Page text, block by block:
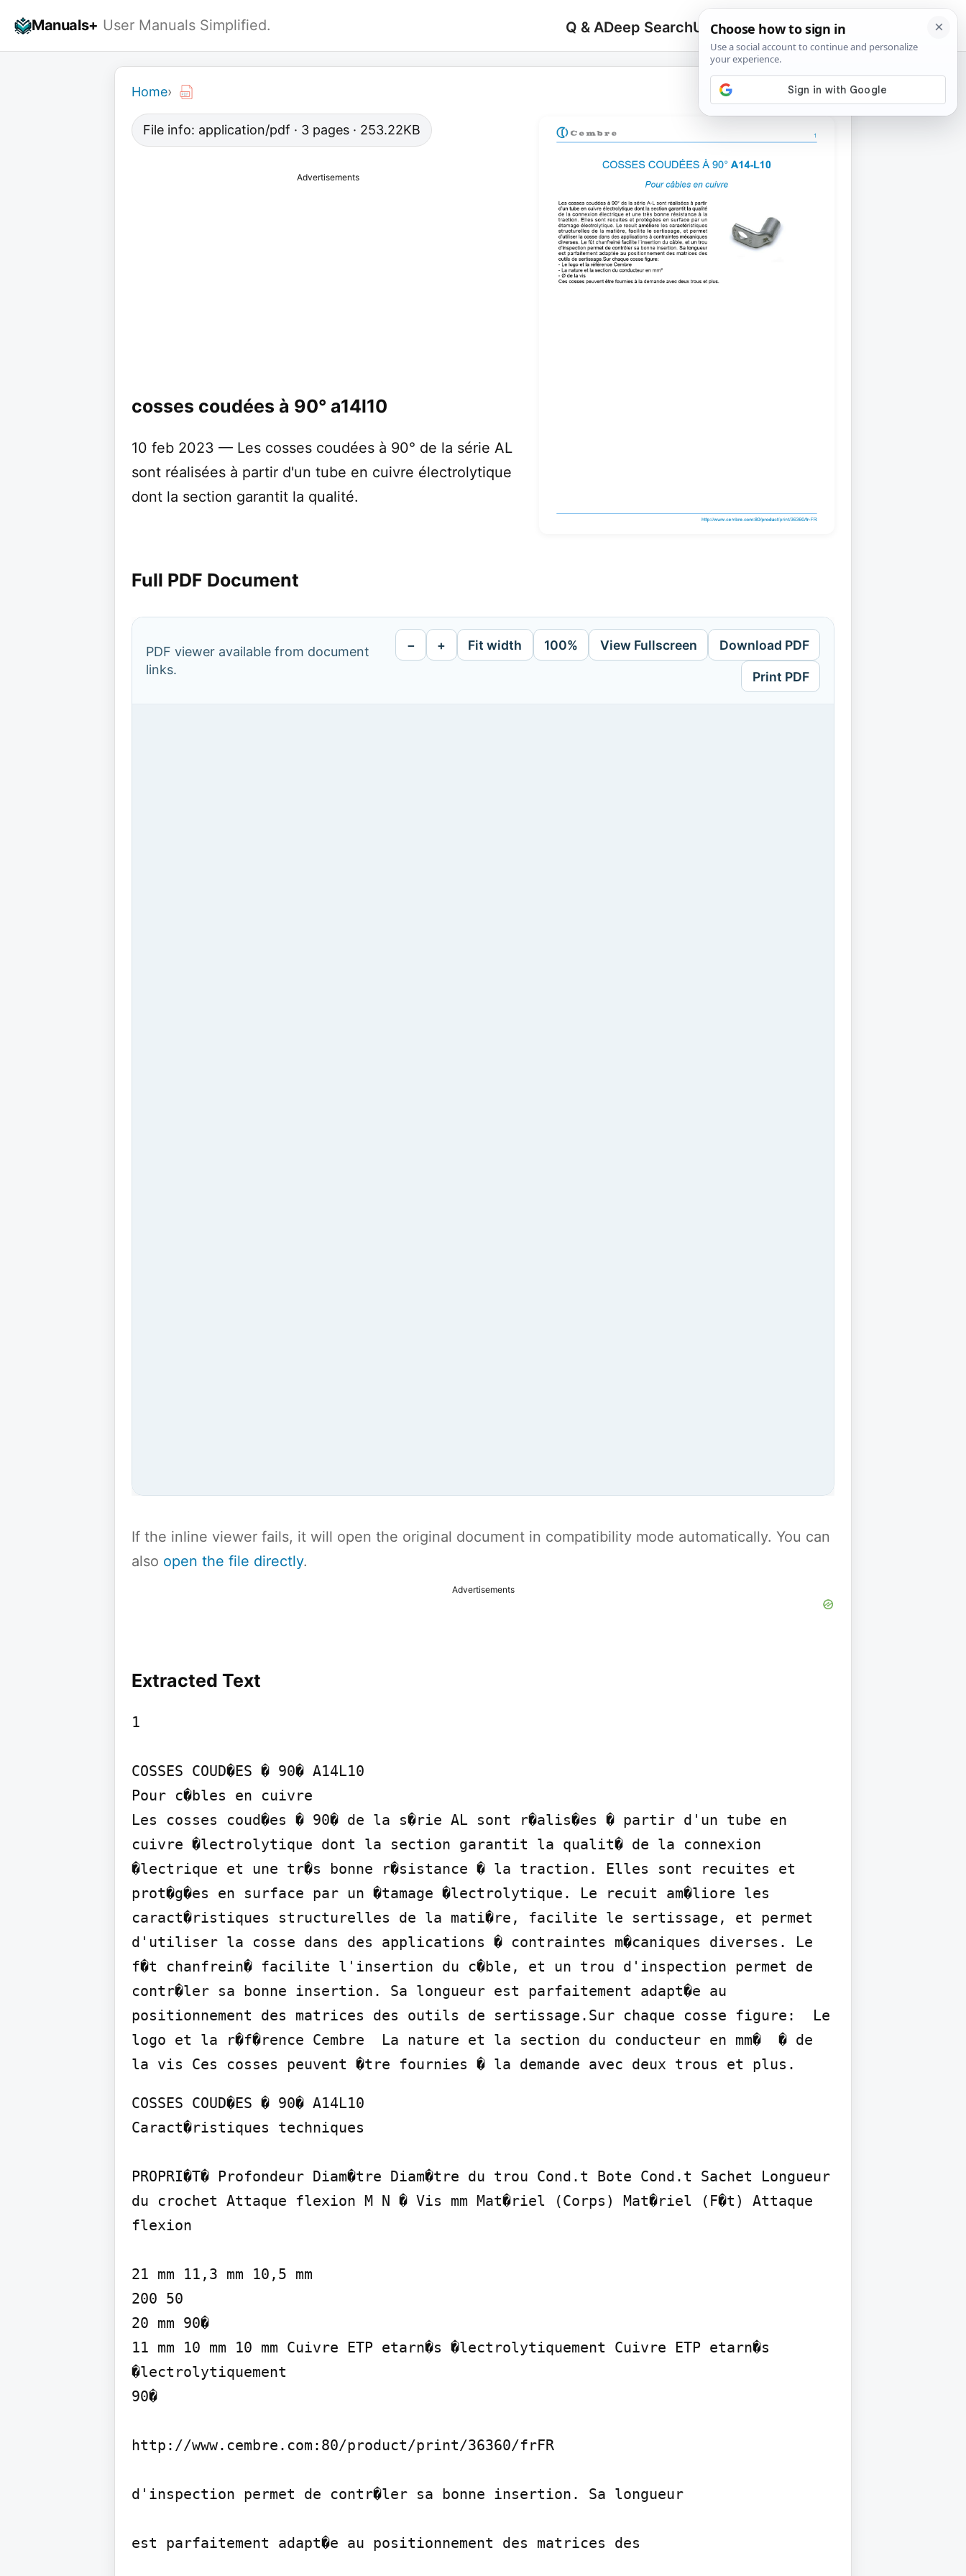
Manuals+ User Manuals Simplified. Q & ADeep SearchUpload
Search
for:
🔍
Home›
File info: application/pdf · 3 pages · 253.22KB
Advertisements
cosses coudées à 90° a14l10
10 feb 2023 — Les cosses coudées à 90° de la série AL
sont réalisées à partir d'un tube en cuivre électrolytique
dont la section garantit la qualité.
Full PDF Document
PDF viewer available from document
links.
− + Fit width 100% View Fullscreen Download PDF
Print PDF
If the inline viewer fails, it will open the original document in compatibility mode automatically. You can
also open the file directly.
Advertisements
Extracted Text
1
COSSES COUD�ES � 90� A14L10
Pour c�bles en cuivre
Les cosses coud�es � 90� de la s�rie AL sont r�alis�es � partir d'un tube en
cuivre �lectrolytique dont la section garantit la qualit� de la connexion
�lectrique et une tr�s bonne r�sistance � la traction. Elles sont recuites et
prot�g�es en surface par un �tamage �lectrolytique. Le recuit am�liore les
caract�ristiques structurelles de la mati�re, facilite le sertissage, et permet
d'utiliser la cosse dans des applications � contraintes m�caniques diverses. Le
f�t chanfrein� facilite l'insertion du c�ble, et un trou d'inspection permet de
contr�ler sa bonne insertion. Sa longueur est parfaitement adapt�e au
positionnement des matrices des outils de sertissage.Sur chaque cosse figure:  Le
logo et la r�f�rence Cembre  La nature et la section du conducteur en mm�  � de
la vis Ces cosses peuvent �tre fournies � la demande avec deux trous et plus.
COSSES COUD�ES � 90� A14L10
Caract�ristiques techniques
PROPRI�T� Profondeur Diam�tre Diam�tre du trou Cond.t Bote Cond.t Sachet Longueur
du crochet Attaque flexion M N � Vis mm Mat�riel (Corps) Mat�riel (F�t) Attaque
flexion
21 mm 11,3 mm 10,5 mm
200 50
20 mm 90�
11 mm 10 mm 10 mm Cuivre ETP etarn�s �lectrolytiquement Cuivre ETP etarn�s
�lectrolytiquement
90�
http://www.cembre.com:80/product/print/36360/frFR
d'inspection permet de contr�ler sa bonne insertion. Sa longueur
est parfaitement adapt�e au positionnement des matrices des